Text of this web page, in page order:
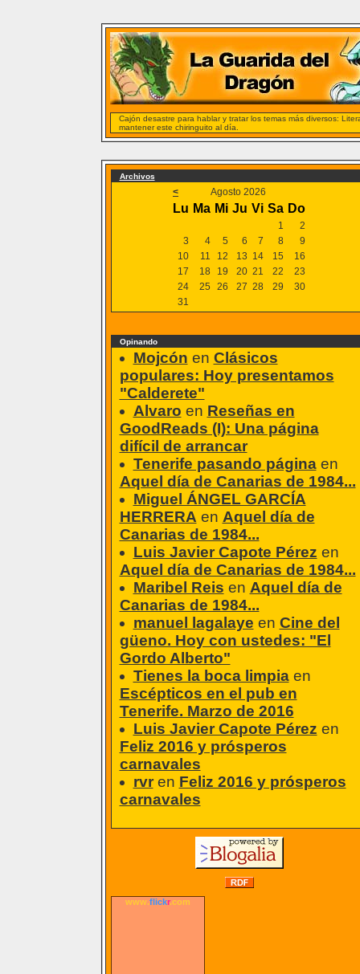
Cajón desastre para hablar y tratar los temas más diversos:
mantener este chiringuito al día.
Archivos
< Agosto 2026
Lu Ma Mi Ju Vi Sa Do
1
2
3
4 5 6 7 8
9
10
11 12 13 14 15
16
17
18 19 20 21 22
23
24
25 26 27 28 29
30
31
Opinando
Mojcón en Clásicos
populares: Hoy presentamos
"Calderete"
Alvaro en Reseñas en
GoodReads (I): Una página
difícil de arrancar
Tenerife pasando páginaen
Aquel día de Canarias de 1984...
Miguel ÁNGEL GARCÍA
HERRERA en Aquel día de
Canarias de 1984...
Luis Javier Capote Pérez en
Aquel día de Canarias de 1984...
Maribel Reis en Aquel día de
Canarias de 1984...
manuel lagalaye en Cine del
güeno. Hoy con ustedes: "El
Gordo Alberto"
Tienes la boca limpiaen
Escépticos en el pub en
Tenerife. Marzo de 2016
Luis Javier Capote Pérez en
Feliz 2016 y prósperos
carnavales
rvren Feliz 2016 y prósperos
carnavales